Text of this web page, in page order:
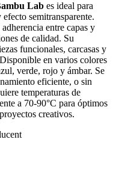
Lab es ideal para
semitransparente.
entre capas y
de calidad. Su
funcionales, carcasas y
en varios colores
verde, rojo y ámbar. Se
eficiente, o sin
temperaturas de
a 70-90°C para óptimos
creativos.